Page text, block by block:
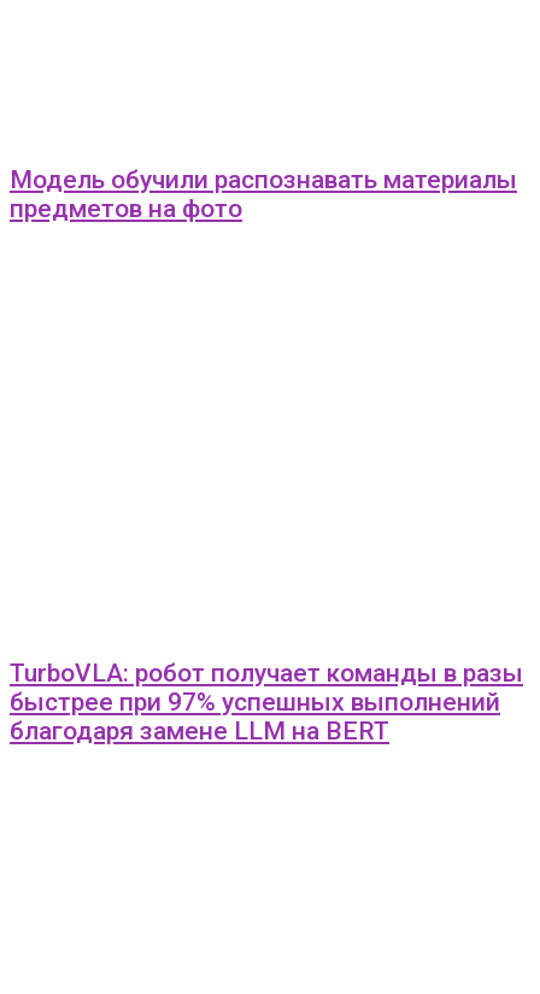
Модель обучили распознавать материалы
предметов на фото
TurboVLA: робот получает команды в разы
быстрее при 97% успешных выполнений
благодаря замене LLM на BERT